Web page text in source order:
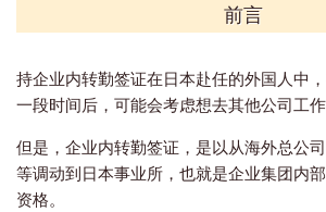
前言
持企业内转勤签证在日本赴任的外国人中
一段时间后，可能会考虑想去其他公司工作
但是，企业内转勤签证，是以从海外总公
等调动到日本事业所，也就是企业集团内
资格。